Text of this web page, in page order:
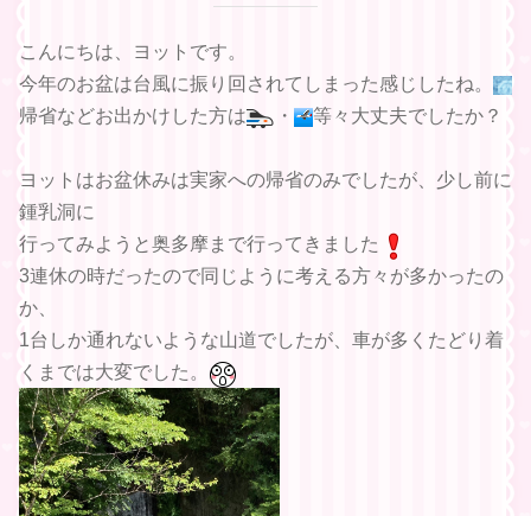
こんにちは、ヨットです。
今年のお盆は台風に振り回されてしまった感じしたね。
帰省などお出かけした方は
・ 等々大丈夫でしたか？
ヨットはお盆休みは実家への帰省のみでしたが、少し前に
鍾乳洞に
行ってみようと奥多摩まで行ってきました
3連休の時だったので同じように考える方々が多かったの
か、
1台しか通れないような山道でしたが、車が多くたどり着
くまでは大変でした。